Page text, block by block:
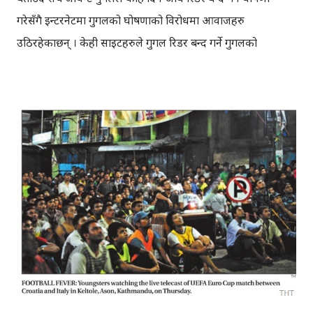
गरेसँगै इन्टरनेटमा गुगलको घोषणाको विरोधमा आवाजहरु
उठिरहेकाछन् । केही साइटहरुले गुगल रिडर बन्द गर्ने गुगलको
निर्माण गर्नेभएकाछन् भने केही साइटहरुले यो समयलाई आफ्नो
रिडरको मार्केटिङमा प्रयोग गरिरहेकाछन् । गुगलको घोषणा सँगै रिडरका
प्रयोगकर्ताहरु रिडरको विकल्प खोज्न थालेकाछन् । अष्ट्रेलियाबाट
एकजना अपरिचित साथी मुरुजीले फोन गरेर गुगल रिडरको विकल्पका
बारेमा बुझ्न खोजेपछि यो ब्लग नलेखिरहन सकिन । १) द ओल्ड रिडर द
ओल्ड रिडरललाई गुगल रिडर नै भन्दा फरक पर्दैन । ओल्ड रिडरमा
साइन इन गरेर आफूलाई मन परेका साइटहरुको फिड राखेर
अनलाइनमा पढ्न मिल्छ । गुगल रिडरबाट डाउनलोड गरेको फिडलाई
सिधै ओल्ड रिडरमा इम्पोर्ट पनि गर्न सकिन्छ । ओल्ड रिडरलाई गुगल